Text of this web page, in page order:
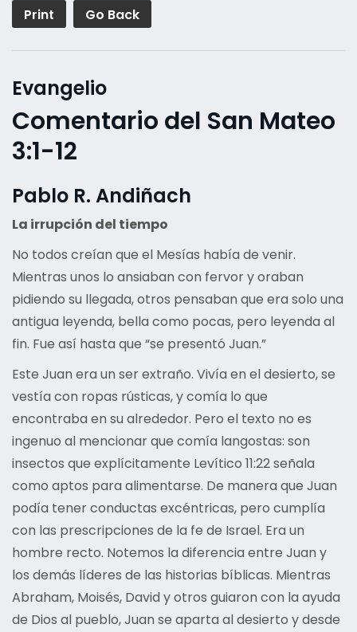
Print
Go Back
Evangelio
Comentario del San Mateo
3:1-12
Pablo R. Andiñach
La irrupción del tiempo
No todos creían que el Mesías había de venir.
Mientras unos lo ansiaban con fervor y oraban
pidiendo su llegada, otros pensaban que era solo una
antigua leyenda, bella como pocas, pero leyenda al
fin. Fue así hasta que “se presentó Juan.”
Este Juan era un ser extraño. Vivía en el desierto, se
vestía con ropas rústicas, y comía lo que
encontraba en su alrededor. Pero el texto no es
ingenuo al mencionar que comía langostas: son
insectos que explícitamente Levítico 11:22 señala
como aptos para alimentarse. De manera que Juan
podía tener conductas excéntricas, pero cumplía
con las prescripciones de la fe de Israel. Era un
hombre recto. Notemos la diferencia entre Juan y
los demás líderes de las historias bíblicas. Mientras
Abraham, Moisés, David y otros guiaron con la ayuda
de Dios al pueblo, Juan se aparta al desierto y desde